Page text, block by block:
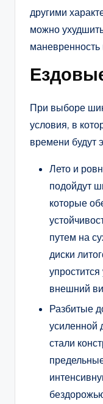
другими
можно
маневренность
При выборе
условия, в
времени будут
Лето и
подойдут
которые
путем на
диски
внешний
Разбитые
усиленной
стали